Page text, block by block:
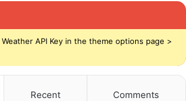
API Key in the theme options page >
Recent Comments